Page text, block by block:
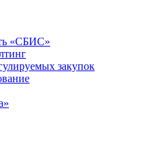
«СБИС»
закупок